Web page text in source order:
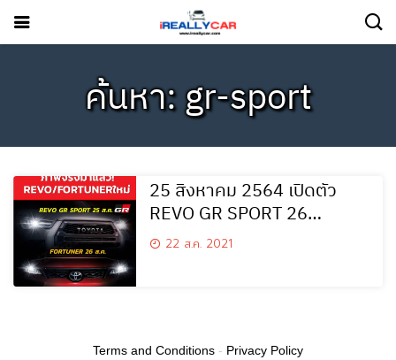
ค้นหา: gr-sport
25 สิงหาคม 2564 เปิดตัว
REVO GR SPORT 26
สิงหาคม 2564 FORTUNER
22 ส.ค. 2021
Terms and Conditions - Privacy Policy